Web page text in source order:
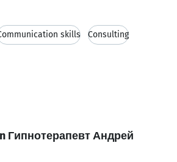
skills Consulting
Гипнотерапевт Андрей